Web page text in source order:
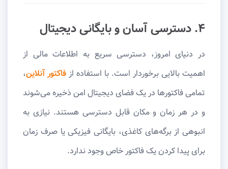
۴. دسترسی آسان و بایگانی دیجیتال
در دنیای امروز، دسترسی سریع به اطلاعات مالی از
اهمیت بالایی برخوردار است. با استفاده از فاکتور آنلاین،
تمامی فاکتورها در یک فضای دیجیتال امن ذخیره می‌شوند
و در هر زمان و مکان قابل دسترسی هستند. نیازی به
انبوهی از برگه‌های کاغذی، بایگانی فیزیکی یا صرف زمان
برای پیدا کردن یک فاکتور خاص وجود ندارد.